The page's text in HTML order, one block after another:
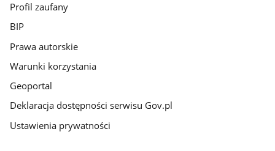
Profil zaufany
BIP
Prawa autorskie
Warunki korzystania
Geoportal
Deklaracja dostępności serwisu Gov.pl
Ustawienia prywatności